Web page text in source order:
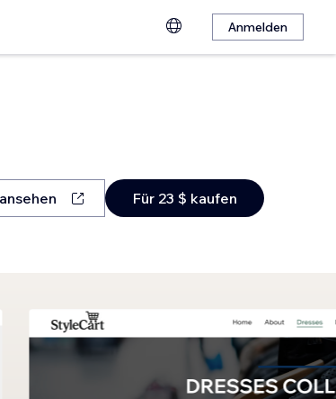
Anmelden
Für 23 $ kaufen